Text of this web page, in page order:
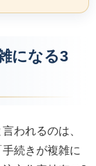
になる3
われるのは、
続きが複雑に